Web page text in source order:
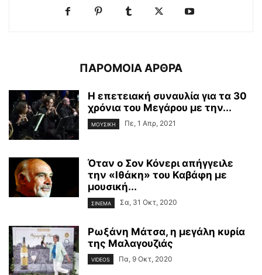
ΠΑΡΟΜΟΙΑ ΑΡΘΡΑ
Η επετειακή συναυλία για τα 30
χρόνια του Μεγάρου με την...
ΜΟΥΣΙΚΗ Πε, 1 Απρ, 2021
Όταν ο Σον Κόνερι απήγγειλε
την «Ιθάκη» του Καβάφη με
μουσική...
ΣΙΝΕΜΑ Σα, 31 Οκτ, 2020
Ρωξάνη Μάτσα, η μεγάλη κυρία
της Μαλαγουζιάς
VIDEOS Πα, 9 Οκτ, 2020